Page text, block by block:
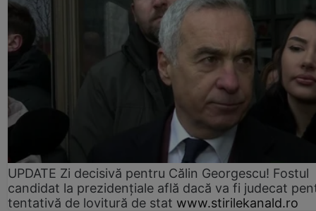
UPDATE Zi decisivă pentru Călin Georgescu! Fostul
candidat la prezidențiale află dacă va fi judecat
tentativă de lovitură de stat www.stirilekanald.ro